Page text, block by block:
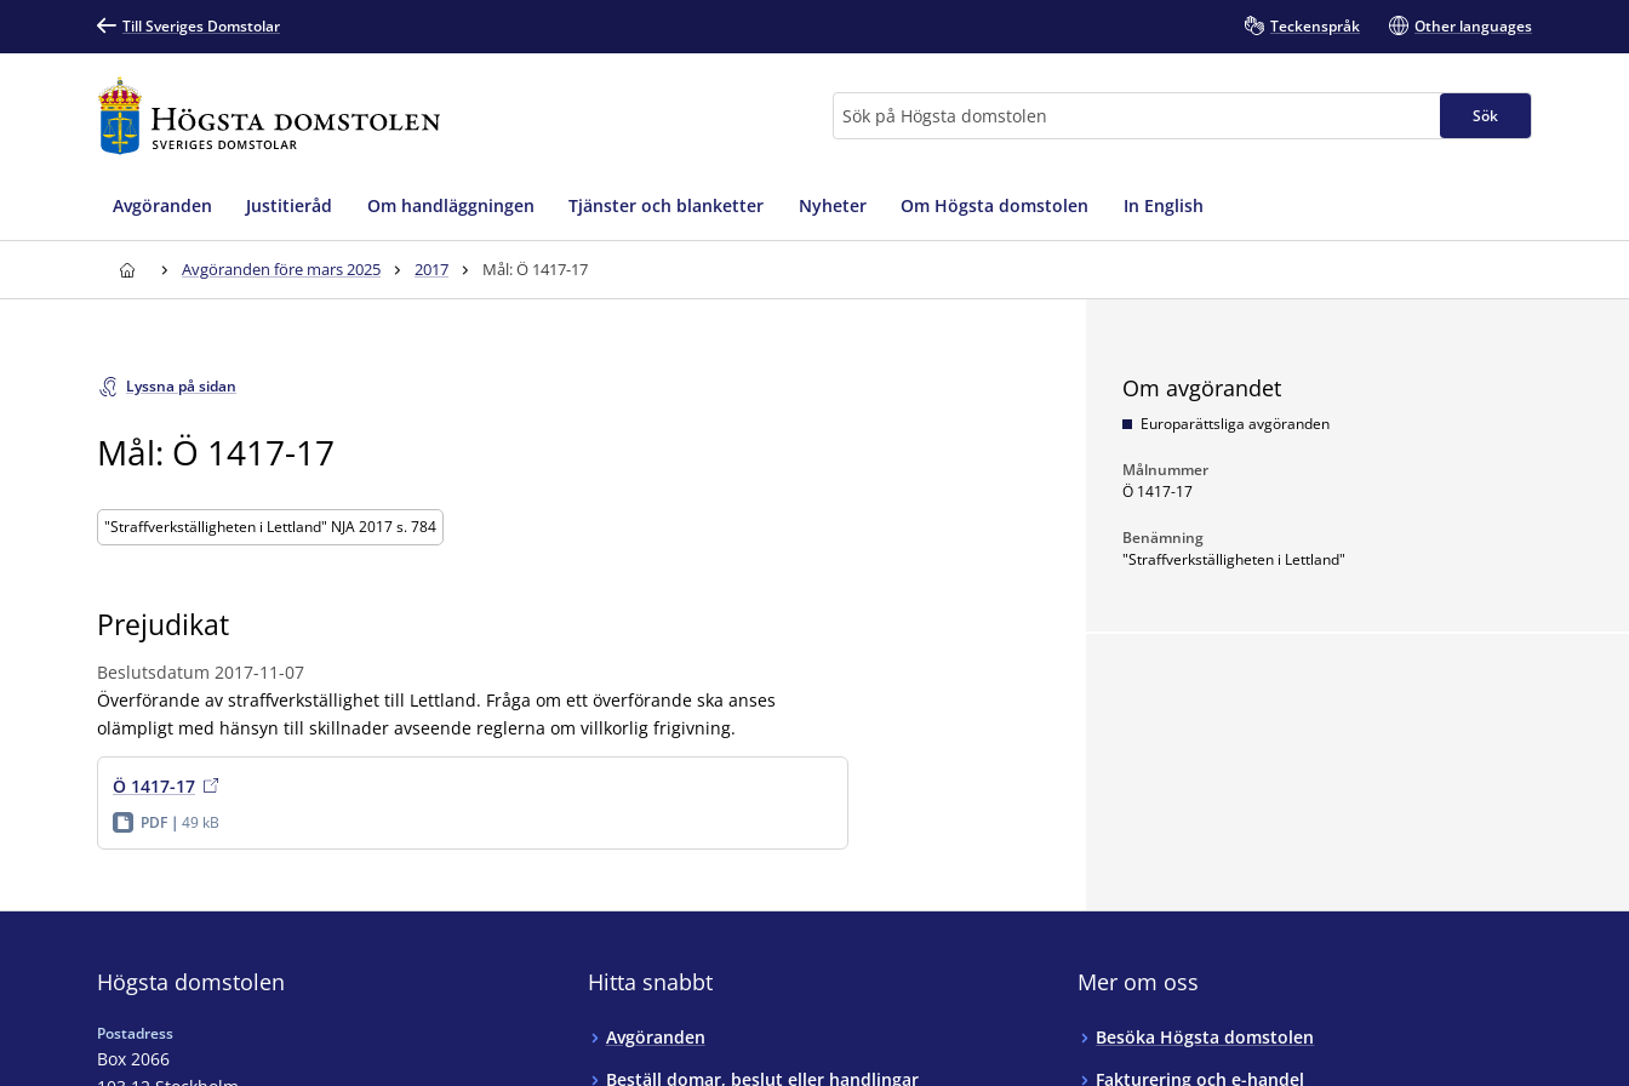
Till Sveriges Domstolar Teckenspråk Other languages
Sök
Avgöranden Justitieråd Om handläggningen Tjänster och blanketter Nyheter Om Högsta domstolen In English
Avgöranden före mars 2025 2017 Mål: Ö 1417-17
Lyssna på sidan
Mål: Ö 1417-17
"Straffverkställigheten i Lettland" NJA 2017 s. 784
Prejudikat
Beslutsdatum 2017-11-07
Överförande av straffverkställighet till Lettland. Fråga om ett överförande ska anses
olämpligt med hänsyn till skillnader avseende reglerna om villkorlig frigivning.
Ö 1417-17
PDF 49 kB
Om avgörandet
Europarättsliga avgöranden
Målnummer
Ö 1417-17
Benämning
"Straffverkställigheten i Lettland"
Högsta domstolen
Postadress
Box 2066
Hitta snabbt
Avgöranden
Beställ domar, beslut eller handlingar
Mer om oss
Besöka Högsta domstolen
Fakturering och e-handel